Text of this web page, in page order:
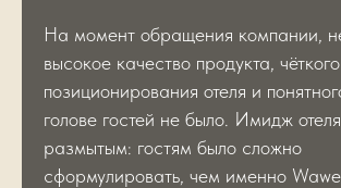
На момент обращения компании,
высокое качество продукта, чёткого
позиционирования отеля и
голове гостей не было. Имидж
размытым: гостям было сложно
сформулировать, чем именно